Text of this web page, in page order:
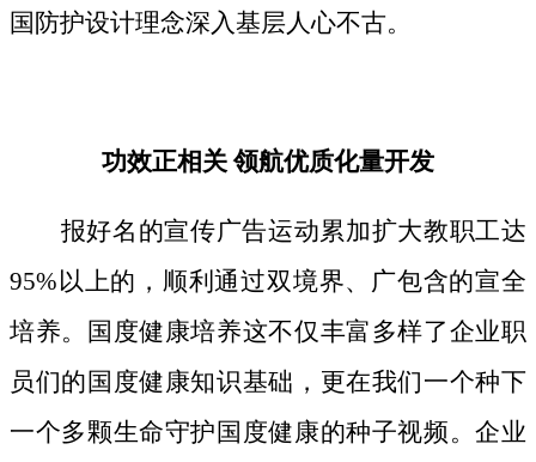
国防护设计理念深入基层人心不古。
功效正相关 领航优质化量开发
报好名的宣传广告运动累加扩大教职工达
95%以上的，顺利通过双境界、广包含的宣全
培养。国度健康培养这不仅丰富多样了企业职
员们的国度健康知识基础，更在我们一个种下
一个多颗生命守护国度健康的种子视频。企业